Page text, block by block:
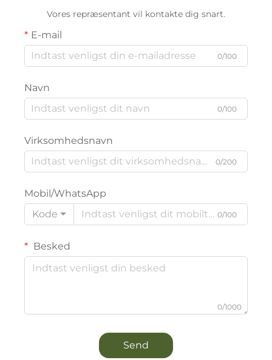
Vores repræsentant vil kontakte dig snart.
E-mail
0/100
Navn
0/100
Virksomhedsnavn
0/200
Mobil/WhatsApp
Kode
0/100
Besked
0/1000
Send